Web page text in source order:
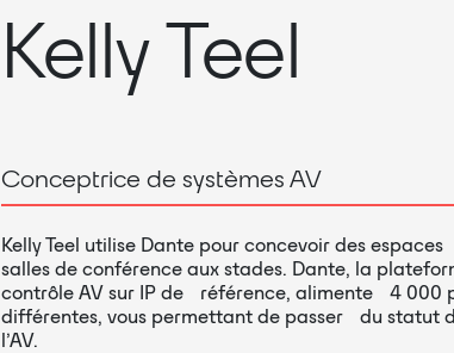
Kelly Teel
Conceptrice de systèmes AV
Kelly Teel utilise Dante pour concevoir des
salles de conférence aux stades. Dante, la
contrôle AV sur IP de référence, alimente 4 000
différentes, vous permettant de passer du statut
l’AV.